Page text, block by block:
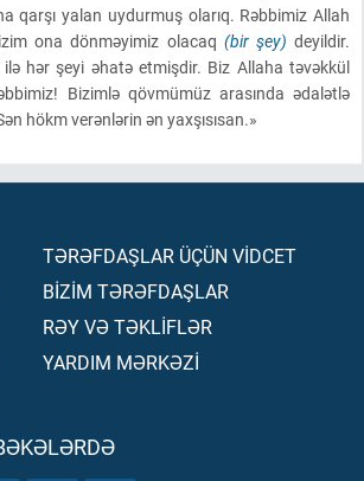
qarşı yalan uydurmuş olarıq. Rəbbimiz Allah
ona dönməyimiz olacaq (bir şey) deyildir.
ilə hər şeyi əhatə etmişdir. Biz Allaha təvəkkül
Bizimlə qövmümüz arasında ədalətlə
hökm verənlərin ən yaxşısısan.»
TƏRƏFDAŞLAR ÜÇÜN VİDCET
BİZİM TƏRƏFDAŞLAR
RƏY VƏ TƏKLİFLƏR
YARDIM MƏRKƏZİ